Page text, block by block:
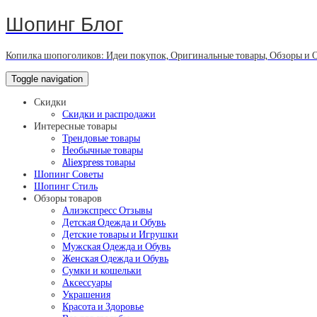
Шопинг Блог
Копилка шопоголиков: Идеи покупок, Оригинальные товары, Обзоры и
Toggle navigation
Скидки
Скидки и распродажи
Интересные товары
Трендовые товары
Необычные товары
Aliexpress товары
Шопинг Советы
Шопинг Стиль
Обзоры товаров
Алиэкспресс Отзывы
Детская Одежда и Обувь
Детские товары и Игрушки
Мужская Одежда и Обувь
Женская Одежда и Обувь
Сумки и кошельки
Аксессуары
Украшения
Красота и Здоровье